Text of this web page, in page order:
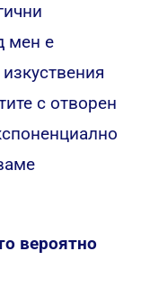
мен е
с отворен
вероятно